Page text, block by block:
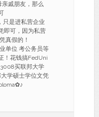
亲戚朋友，那么
只是进私营企业
即可，因为私营
真假的！
单位 考公务员等
！花钱搞FedUni
买联邦大学
学硕士学位文凭